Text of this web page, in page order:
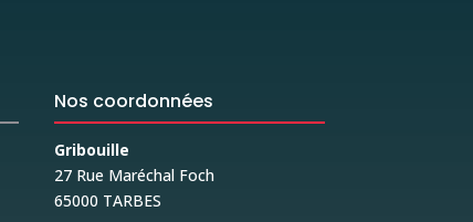
Nos coordonnées
Gribouille
27 Rue Maréchal Foch
65000 TARBES